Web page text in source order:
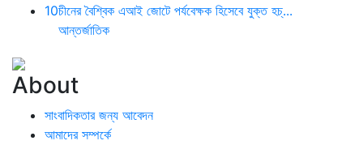
10চীনের বৈশ্বিক এআই জোটে পর্যবেক্ষক হিসেবে যুক্ত হচ্...
আন্তর্জাতিক
About
সাংবাদিকতার জন্য আবেদন
আমাদের সম্পর্কে